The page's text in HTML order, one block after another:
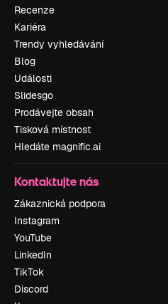
Recenze
Kariéra
Trendy vyhledávání
Blog
Události
Slidesgo
Prodávejte obsah
Tisková místnost
Hledáte magnific.ai
Kontaktujte nás
Zákaznická podpora
Instagram
YouTube
LinkedIn
TikTok
Discord